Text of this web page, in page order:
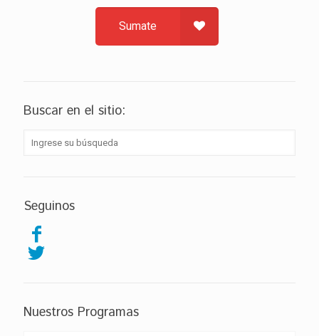
Sumate
Buscar en el sitio:
Seguinos
Nuestros Programas